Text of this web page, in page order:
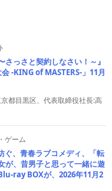
さっさと契約しなさい！～』
-KING of MASTERS-」11月
都目黒区、代表取締役社長:高
ゲーム
ぐ、青春ラブコメディ、「転
が、昔男子と思って一緒に遊
ray BOXが、2026年11月2